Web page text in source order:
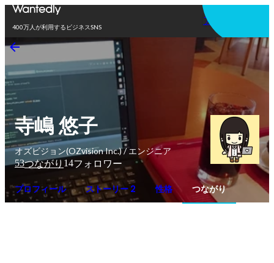
400万人が利用するビジネスSNS
アプリを使う
寺嶋 悠子
オズビジョン(OZvision Inc.) / エンジニア
53つながり 14フォロワー
プロフィール ストーリー 2 性格 つながり